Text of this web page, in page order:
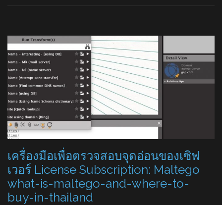
เครื่องมือเพื่อตรวจสอบจุดอ่อนของเซิฟ
เวอร์ License Subscription: Maltego
what-is-maltego-and-where-to-
buy-in-thailand